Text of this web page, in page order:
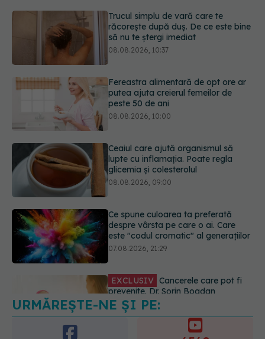
Fereastra alimentară de opt ore ar
putea ajuta creierul femeilor de
peste 50 de ani
08.08.2026, 10:00
Ceaiul care ajută organismul să
lupte cu inflamația. Poate regla
glicemia și colesterolul
08.08.2026, 09:00
Ce spune culoarea ta preferată
despre vârsta pe care o ai. Care
este "codul cromatic" al generațiilor
07.08.2026, 21:29
EXCLUSIV Cancerele care pot fi
prevenite. Dr. Sorin Bogdan
(SANADOR): Au metode de
prevenție
Trucul simplu de vară care te
răcorește după duș. De ce este bine
să nu te ștergi imediat
08.08.2026, 10:37
URMĂREȘTE-NE ȘI PE:
URMĂRITORI 6560
ABONAȚI